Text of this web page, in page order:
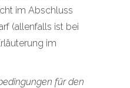
im Abschluss
(allenfalls ist bei
im
für den